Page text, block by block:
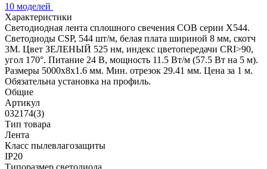
10 моделей
Характеристики
Светодиодная лента сплошного свечения COB серии X544.
Светодиоды CSP, 544 шт/м, белая плата шириной 8 мм, скотч
3M. Цвет ЗЕЛЕНЫЙ 525 нм, индекс цветопередачи CRI>90,
угол 170°. Питание 24 В, мощность 11.5 Вт/м (57.5 Вт на 5 м).
Размеры 5000x8x1.6 мм. Мин. отрезок 29.41 мм. Цена за 1 м.
Обязательна установка на профиль.
Общие
Артикул
032174(3)
Тип товара
Лента
Класс пылевлагозащиты
IP20
Типоразмер светодиода